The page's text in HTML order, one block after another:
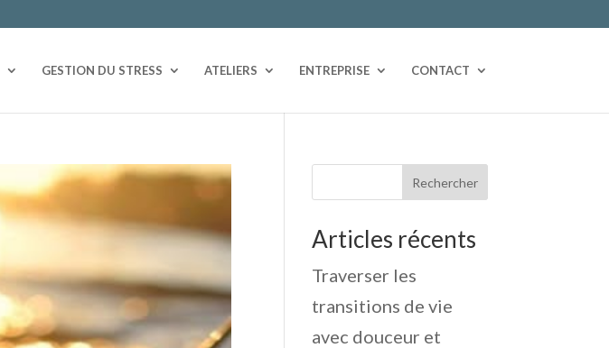
GESTION DU STRESS ATELIERS ENTREPRISE CONTACT
Rechercher
Articles récents
Traverser les
transitions de vie
avec douceur et